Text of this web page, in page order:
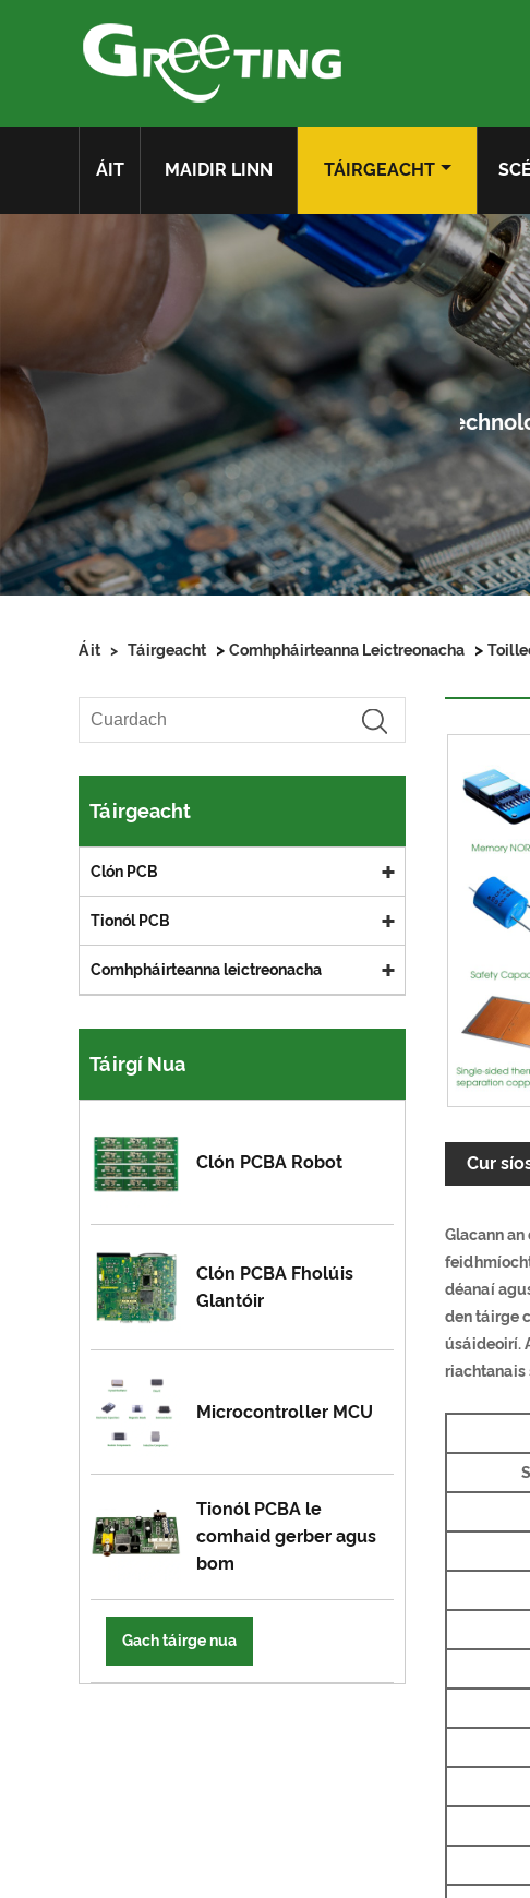
ÁIT MAIDIR LINN TÁIRGEACHT
Áit > Táirgeacht > Comhpháirteanna Leictreonacha >
Táirgeacht
Clón PCB
Tionól PCB
Comhpháirteanna leictreonacha
Táirgí Nua
Clón PCBA Robot
Clón PCBA Fholúis
Glantóir
Microcontroller MCU
Tionól PCBA le
comhaid gerber agus
bom
Gach táirge nua
Cur
Glacann
déanaí
den táirge
úsáideoirí.
riachtanais